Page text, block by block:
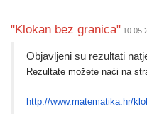
"Klokan bez granica"
Objavljeni su rezultati
Rezultate možete naći na
http://www.matematika.hr/